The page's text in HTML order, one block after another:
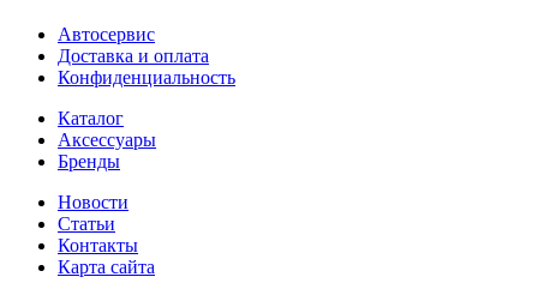
Автосервис
Доставка и оплата
Конфиденциальность
Каталог
Аксессуары
Бренды
Новости
Статьи
Контакты
Карта сайта